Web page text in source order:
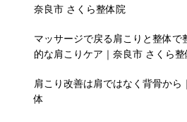
奈良市 さくら整体院
マッサージで戻る肩こりと整体で
的な肩こりケア｜奈良市 さくら整
肩こり改善は肩ではなく背骨か
体